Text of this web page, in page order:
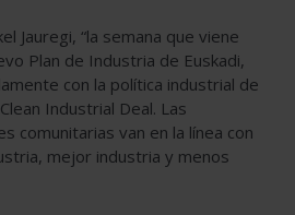
Jauregi, “la semana que viene
Plan de Industria de Euskadi,
con la política industrial de
Industrial Deal. Las
comunitarias van en la línea con
mejor industria y menos